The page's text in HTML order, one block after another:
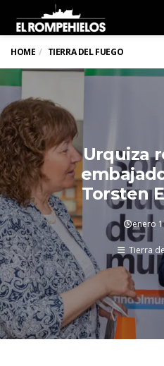
HOME TIERRA DEL FUEGO
Urquiza
Torsten
enero
Tierra